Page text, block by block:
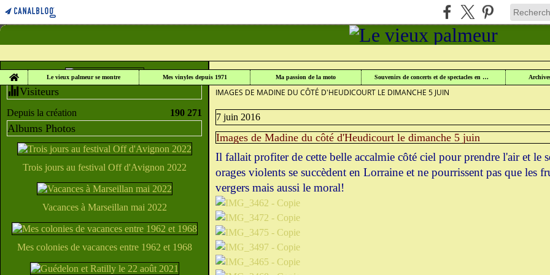
Home
Le vieux palmeur se montre Mes vinyles depuis 1971 Ma passion de la moto Souvenirs de concerts et de spectacles en Lorraine
Visiteurs
Depuis la création 190 271
Albums Photos
Trois jours au festival Off d'Avignon 2022
Vacances à Marseillan mai 2022
Mes colonies de vacances entre 1962 et 1968
LE VIEUX PALMEUR > NATURE ET PATRIMOINE EN LORRAINE ET ALSACE >
IMAGES DE MADINE DU CÔTÉ D'HEUDICOURT LE DIMANCHE 5 JUIN
7 juin 2016
Images de Madine du côté d'Heudicourt le dimanche 5 juin
Il fallait profiter de cette belle accalmie côté ciel pour prendre l'air et le
orages violents se succèdent en Lorraine et ne pourrissent pas que les
vergers mais aussi le moral!